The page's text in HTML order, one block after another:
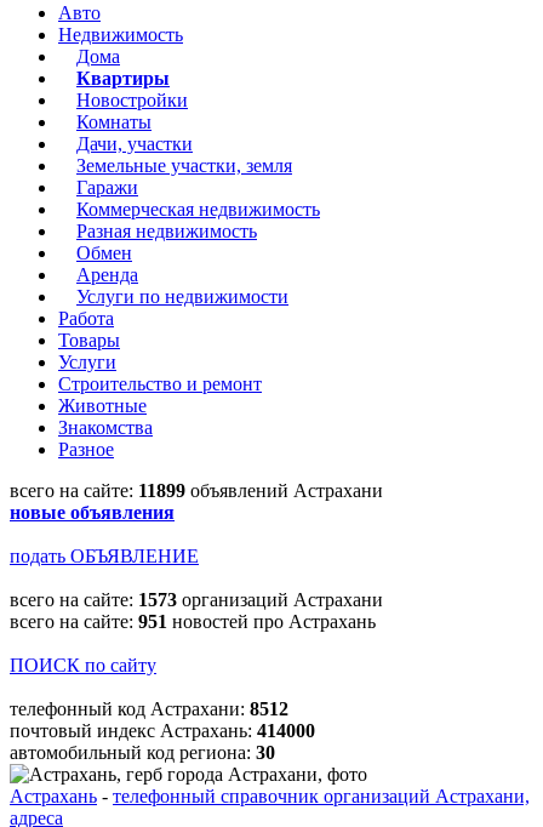
Авто
Недвижимость
Дома
Квартиры
Новостройки
Комнаты
Дачи, участки
Земельные участки, земля
Гаражи
Коммерческая недвижимость
Разная недвижимость
Обмен
Аренда
Услуги по недвижимости
Работа
Товары
Услуги
Строительство и ремонт
Животные
Знакомства
Разное
всего на сайте: 11899 объявлений Астрахани
новые объявления
подать ОБЪЯВЛЕНИЕ
всего на сайте: 1573 организаций Астрахани
всего на сайте: 951 новостей про Астрахань
ПОИСК по сайту
телефонный код Астрахани: 8512
почтовый индекс Астрахань: 414000
автомобильный код региона: 30
Астрахань - телефонный справочник организаций Астрахани,
адреса